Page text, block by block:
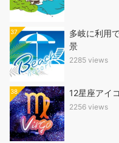
37
多岐に利用
景
2285 views
38 12星座アイ
2256 views